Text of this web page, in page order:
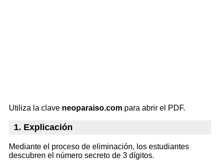
Utiliza la clave neoparaiso.com para abrir el PDF.
1. Explicación
Mediante el proceso de eliminación, los estudiantes
descubren el número secreto de 3 dígitos.